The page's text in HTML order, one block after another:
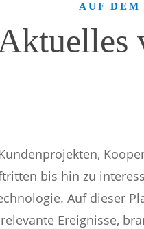
AUF DEM
bis hin zu
Auf dieser
Ereignisse,